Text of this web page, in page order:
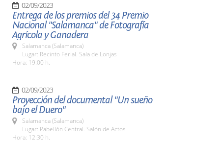
02/09/2023
Entrega de los premios del 34 Premio
Nacional "Salamanca" de Fotografía
Agrícola y Ganadera
Salamanca (Salamanca)
Lugar: Recinto Ferial. Sala de Lonjas
Hora: 19:00 h.
02/09/2023
Proyección del documental "Un sueño
bajo el Duero"
Salamanca (Salamanca)
Lugar: Pabellón Central. Salón de Actos
Hora: 12:30 h.